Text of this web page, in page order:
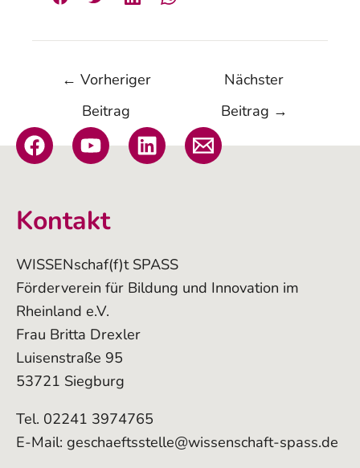
← Vorheriger
Beitrag
Nächster
Beitrag →
Kontakt
WISSENschaf(f)t SPASS
Förderverein für Bildung und Innovation im
Rheinland e.V.
Frau Britta Drexler
Luisenstraße 95
53721 Siegburg
Tel. 02241 3974765
E-Mail: geschaeftsstelle@wissenschaft-spass.de